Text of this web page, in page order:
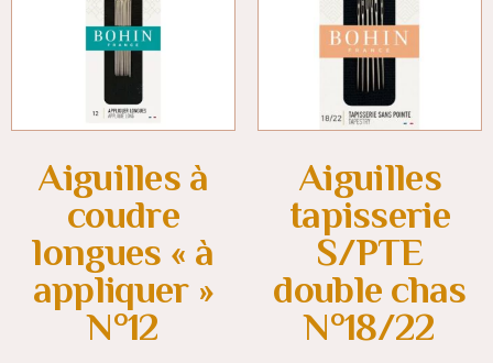
Aiguilles à
coudre
longues « à
appliquer »
N°12
Aiguilles
tapisserie
S/PTE
double chas
N°18/22